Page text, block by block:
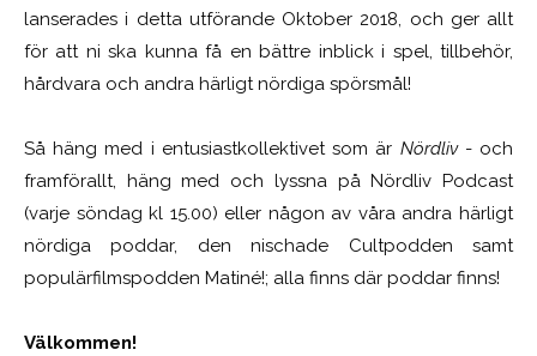
lanserades i detta utförande Oktober 2018, och ger allt
för att ni ska kunna få en bättre inblick i spel, tillbehör,
hårdvara och andra härligt nördiga spörsmål!
Så häng med i entusiastkollektivet som är Nördliv- och
framförallt, häng med och lyssna på Nördliv Podcast
(varje söndag kl 15.00) eller någon av våra andra härligt
nördiga poddar, den nischade Cultpodden samt
populärfilmspodden Matiné!; alla finns där poddar finns!
Välkommen!